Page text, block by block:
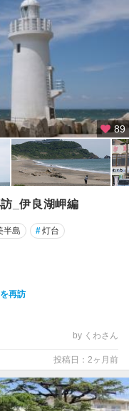
89
_伊良湖岬編
半島 #灯台
再訪
by くわさん
投稿日：2ヶ月前